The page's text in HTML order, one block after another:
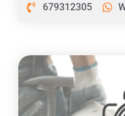
679312305